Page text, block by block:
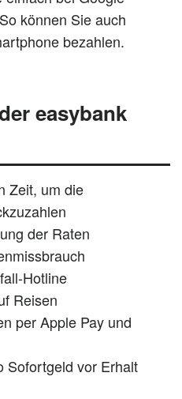
können Sie auch
bezahlen.
easybank
Zeit, um die
der Raten
Hotline
Reisen
per Apple Pay und
Sofortgeld vor Erhalt